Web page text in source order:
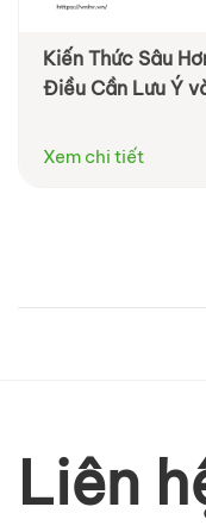
Kiến Thức Sâu
Điều Cần Lưu Ý
Xem chi tiết
Liên